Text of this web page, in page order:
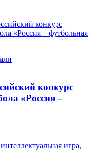
конкурс
«Россия –